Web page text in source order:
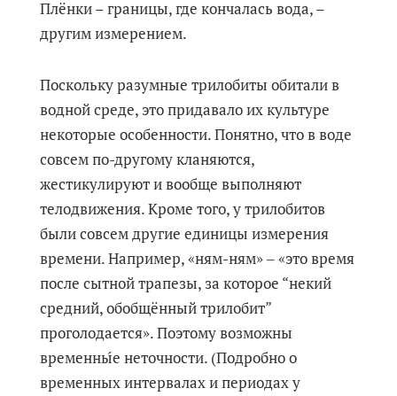
Плёнки – границы, где кончалась вода, –
другим измерением.
Поскольку разумные трилобиты обитали в
водной среде, это придавало их культуре
некоторые особенности. Понятно, что в воде
совсем по-другому кланяются,
жестикулируют и вообще выполняют
телодвижения. Кроме того, у трилобитов
были совсем другие единицы измерения
времени. Например, «ням-ням» ‒ «это время
после сытной трапезы, за которое “некий
средний, обобщённый трилобит”
проголодается». Поэтому возможны
временны́е неточности. (Подробно о
временных интервалах и периодах у